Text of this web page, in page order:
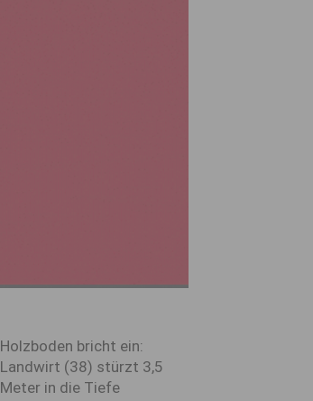
Holzboden bricht ein:
Landwirt (38) stürzt 3,5
Meter in die Tiefe